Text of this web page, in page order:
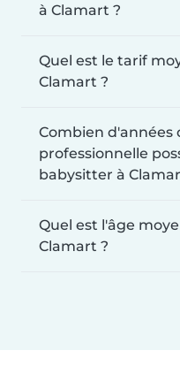
à Clamart ?
Quel est le tarif
Clamart ?
Combien d'années
professionnelle
babysitter à
Quel est l'âge
Clamart ?